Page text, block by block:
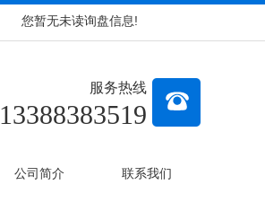
您暂无未读询盘信息!
服务热线
13388383519
公司简介 联系我们